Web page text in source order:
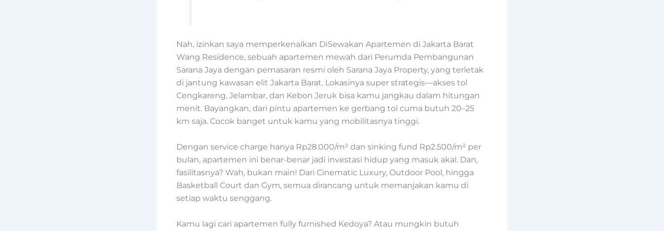
Nah, izinkan saya memperkenalkan DiSewakan Apartemen di Jakarta Barat
Wang Residence, sebuah apartemen mewah dari Perumda Pembangunan
Sarana Jaya dengan pemasaran resmi oleh Sarana Jaya Property, yang terletak
di jantung kawasan elit Jakarta Barat. Lokasinya super strategis—akses tol
Cengkareng, Jelambar, dan Kebon Jeruk bisa kamu jangkau dalam hitungan
menit. Bayangkan, dari pintu apartemen ke gerbang tol cuma butuh 20–25
km saja. Cocok banget untuk kamu yang mobilitasnya tinggi.
Dengan service charge hanya Rp28.000/m² dan sinking fund Rp2.500/m² per
bulan, apartemen ini benar-benar jadi investasi hidup yang masuk akal. Dan,
fasilitasnya? Wah, bukan main! Dari Cinematic Luxury, Outdoor Pool, hingga
Basketball Court dan Gym, semua dirancang untuk memanjakan kamu di
setiap waktu senggang.
Kamu lagi cari apartemen fully furnished Kedoya? Atau mungkin butuh